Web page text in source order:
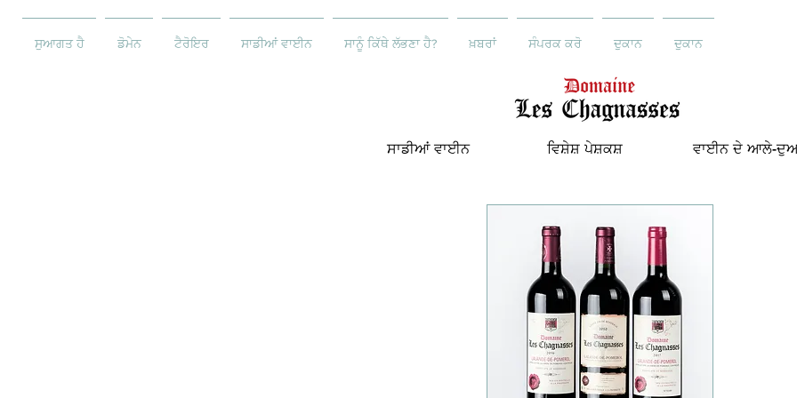
ਸੁਆਗਤ ਹੈ ਡੋਮੇਨ ਟੈਰੋਇਰ ਸਾਡੀਆਂ ਵਾਈਨ ਸਾਨੂੰ ਕਿੱਥੇ ਲੱਭਣਾ ਹੈ? ਖ਼ਬਰਾਂ ਸੰਪਰਕ ਕਰੋ ਦੁਕਾਨ ਦੁਕਾਨ
ਸਾਡੀਆਂ ਵਾਈਨ ਵਿਸ਼ੇਸ਼ ਪੇਸ਼ਕਸ਼ ਵਾਈਨ ਦੇ ਆਲੇ-